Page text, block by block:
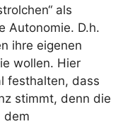
als
Autonomie. D.h.
ihre eigenen
wollen. Hier
festhalten, dass
stimmt, denn die
dem